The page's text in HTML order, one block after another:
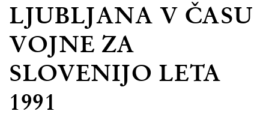
LJUBLJANA V ČASU
VOJNE ZA
SLOVENIJO LETA
1991